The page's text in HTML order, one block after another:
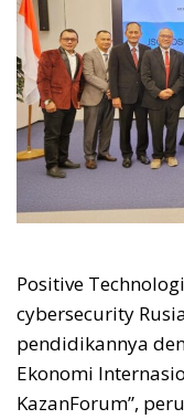
Positive
cybersecurity
pendidikannya
Ekonomi
KazanForum”,